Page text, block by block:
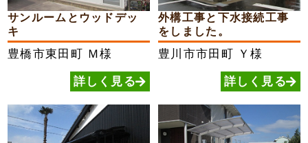
サンルームとウッドデッ
キ
豊橋市東田町 Ｍ様
詳しく見る
外構工事と下水接続工事
をしました。
豊川市市田町 Ｙ様
詳しく見る